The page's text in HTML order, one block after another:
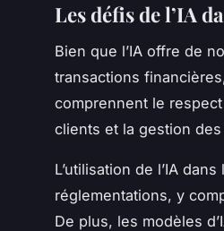
Les défis de l’IA
Bien que l’IA offre de
transactions
comprennent le
clients et la gestion
L’utilisation de l’IA
réglementations, y
De plus, les modèles